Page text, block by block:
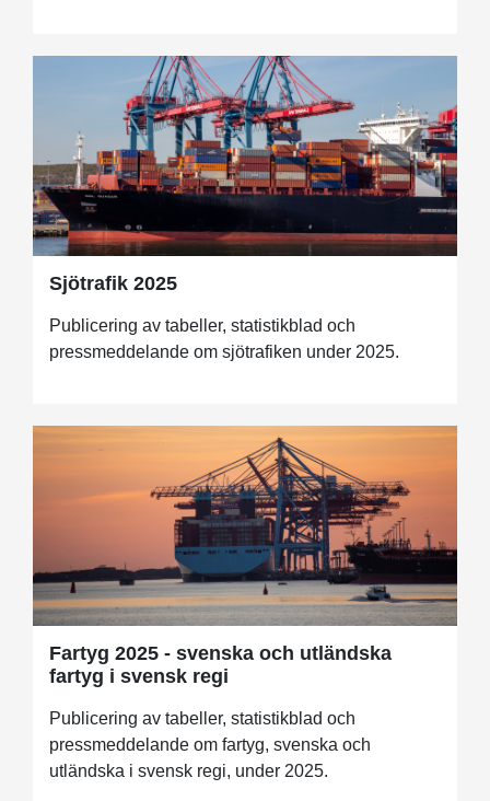
Sjötrafik 2025
Publicering av tabeller, statistikblad och
pressmeddelande om sjötrafiken under 2025.
Fartyg 2025 - svenska och utländska
fartyg i svensk regi
Publicering av tabeller, statistikblad och
pressmeddelande om fartyg, svenska och
utländska i svensk regi, under 2025.